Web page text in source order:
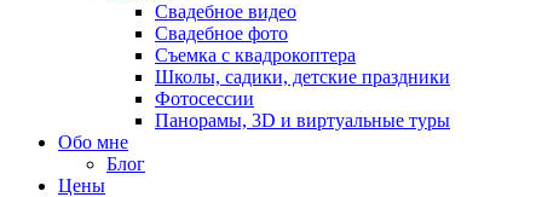
Свадебное видео
Свадебное фото
Съемка с квадрокоптера
Школы, садики, детские праздники
Фотосессии
Панорамы, 3D и виртуальные туры
Обо мне
Блог
Цены